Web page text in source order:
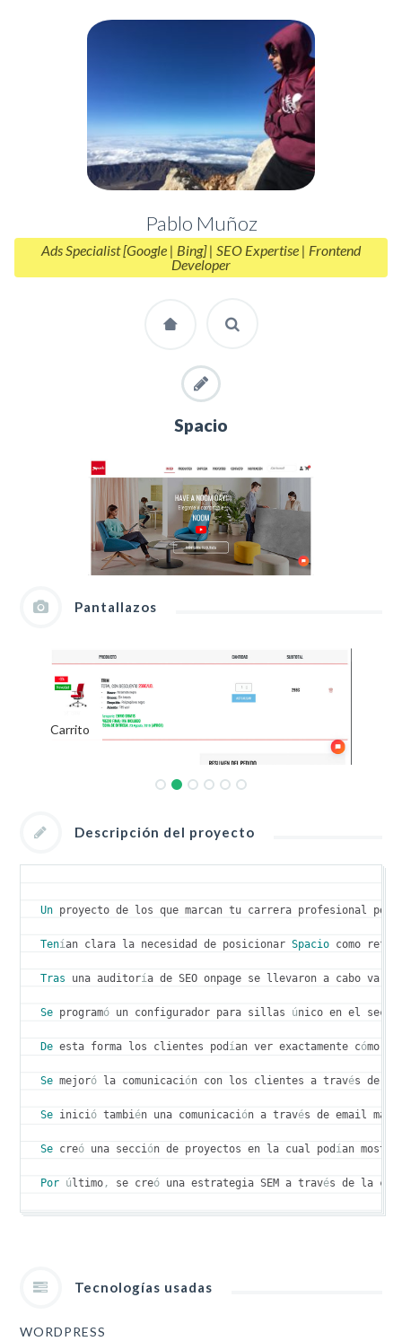
Pablo Muñoz
Ads Specialist [Google | Bing] | SEO Expertise | Frontend
Developer
Spacio
Pantallazos
Carrito
Descripción del proyecto
Un proyecto de los que marcan tu carrera profesional por
Tenían clara la necesidad de posicionar Spacio como
Tras una auditoría de SEO onpage se llevaron a cabo
Se programó un configurador para sillas único en el
De esta forma los clientes pod ían ver exactamente cómo
Se mejoró la comunicación con los clientes a través de
Se inició también una comunicación a través de email
Se creó una sección de proyectos en la cual pod ían
Por ú ltimo , se creó una estrategia SEM a través de la
Tecnologías usadas
WORDPRESS